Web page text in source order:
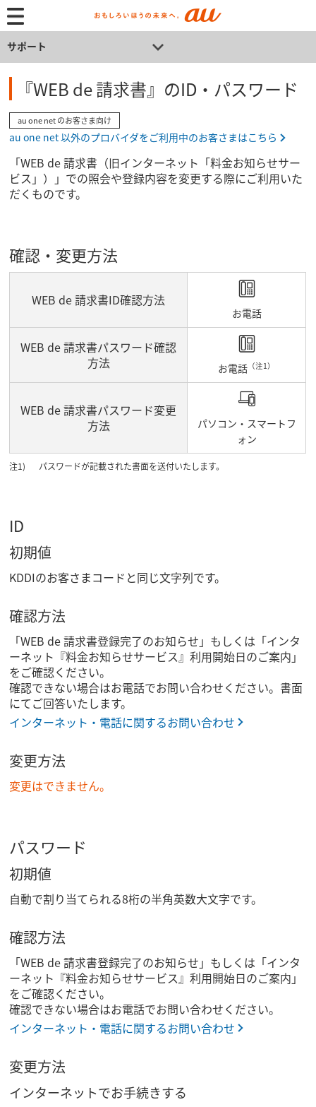
サポート
『WEB de 請求書』のID・パスワード
au one net のお客さま向け
au one net 以外のプロバイダをご利用中のお客さまはこちら
「WEB de 請求書（旧インターネット「料金お知らせサー
ビス」）」での照会や登録内容を変更する際にご利用いた
だくものです。
確認・変更方法
WEB de 請求書ID確認方法
お電話
WEB de 請求書パスワード確認
方法
お電話 （注1）
WEB de 請求書パスワード変更
方法
パソコン・スマートフ
ォン
パスワードが記載された書面を送付いたします。
ID
初期値
KDDIのお客さまコードと同じ文字列です。
確認方法
「WEB de 請求書登録完了のお知らせ」もしくは「インタ
ーネット『料金お知らせサービス』利用開始日のご案内」
をご確認ください。
確認できない場合はお電話でお問い合わせください。書面
にてご回答いたします。
インターネット・電話に関するお問い合わせ
変更方法
変更はできません。
パスワード
初期値
自動で割り当てられる8桁の半角英数大文字です。
確認方法
「WEB de 請求書登録完了のお知らせ」もしくは「インタ
ーネット『料金お知らせサービス』利用開始日のご案内」
をご確認ください。
確認できない場合はお電話でお問い合わせください。
インターネット・電話に関するお問い合わせ
変更方法
インターネットでお手続きする